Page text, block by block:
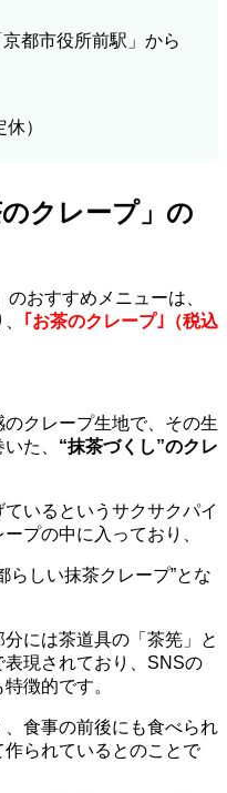
都市役所前駅」から
）
のクレープ」の
おすすめメニューは、
｢お茶のクレープ｣（税込
クレープ生地で、その生
た、 “抹茶づくし”のクレ
いるというサクサクパイ
プの中に入っており、
らしい抹茶クレープ”とな
には茶道具の「茶筅」と
表現されており、SNSの
徴的です。
食事の前後にも食べられ
られているとのことで